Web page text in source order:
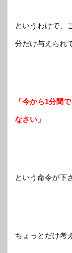
というわけで、
分だけ与えられ
「今から1分間
なさい」
という命令が下
ちょっとだけ考